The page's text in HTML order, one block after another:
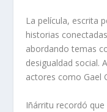
La película, escrita
historias
abordando temas
desigualdad social.
actores como Gael
Iñárritu recordó